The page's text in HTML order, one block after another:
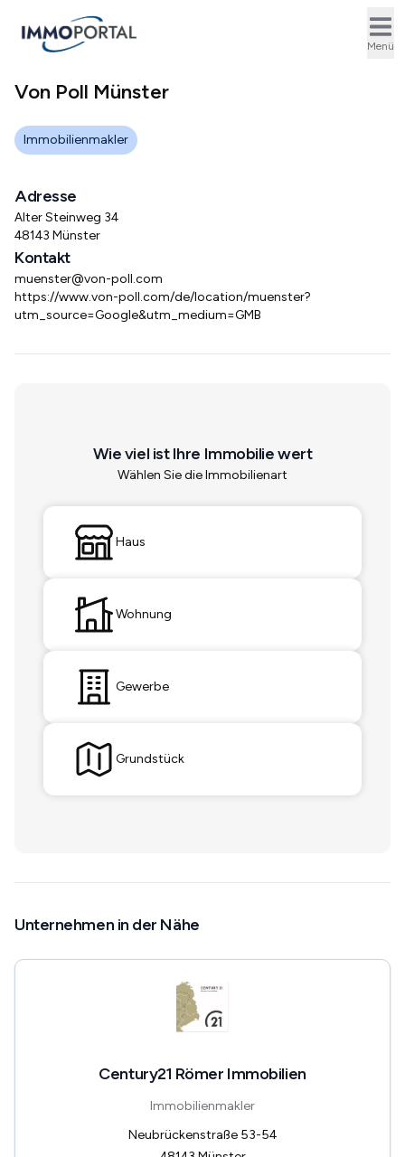
Menü
Von Poll Münster
Immobilienmakler
Adresse
Alter Steinweg 34
48143 Münster
Kontakt
muenster@von-poll.com
https://www.von-poll.com/de/location/muenster?
utm_source=Google&utm_medium=GMB
Wie viel ist Ihre Immobilie wert
Wählen Sie die Immobilienart
Haus
Wohnung
Gewerbe
Grundstück
Unternehmen in der Nähe
Century21 Römer Immobilien
Immobilienmakler
Neubrückenstraße 53-54